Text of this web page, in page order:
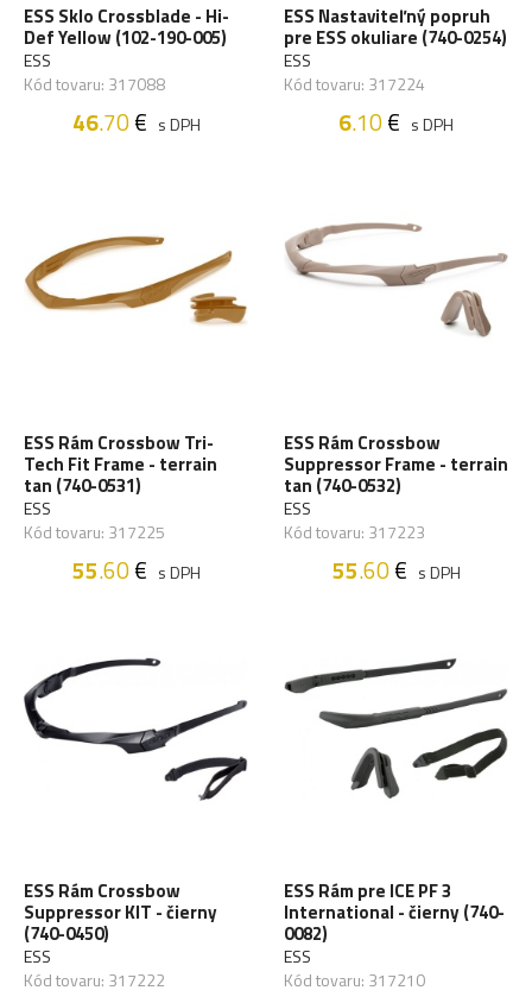
ESS Sklo Crossblade - Hi-
Def Yellow (102-190-005)
ESS
Kód tovaru: 317088
46.70€ s DPH
ESS Nastaviteľný popruh
pre ESS okuliare (740-0254)
ESS
Kód tovaru: 317224
6.10€ s DPH
ESS Rám Crossbow Tri-
Tech Fit Frame - terrain
tan (740-0531)
ESS
Kód tovaru: 317225
55.60€ s DPH
ESS Rám Crossbow
Suppressor Frame - terrain
tan (740-0532)
ESS
Kód tovaru: 317223
55.60€ s DPH
ESS Rám Crossbow
Suppressor KIT - čierny
(740-0450)
ESS
Kód tovaru: 317222
ESS Rám pre ICE PF 3
International - čierny (740-
0082)
ESS
Kód tovaru: 317210